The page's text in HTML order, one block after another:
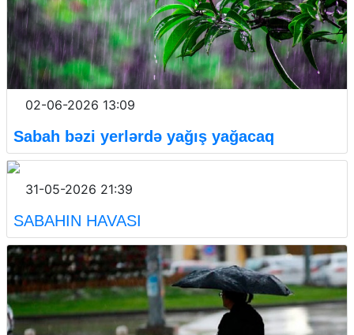
02-06-2026 13:09
Sabah bəzi yerlərdə yağış yağacaq
31-05-2026 21:39
SABAHIN HAVASI